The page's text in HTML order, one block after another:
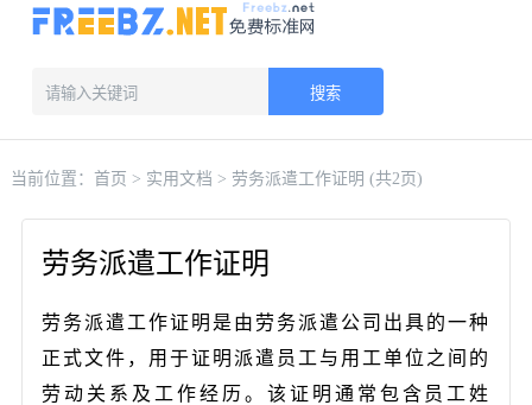
搜索
当前位置： 首页 > 实用文档 > 劳务派遣工作证明 (共2页)
劳务派遣工作证明
劳务派遣工作证明是由劳务派遣公司出具的一种
正式文件，用于证明派遣员工与用工单位之间的
劳动关系及工作经历。该证明通常包含员工姓